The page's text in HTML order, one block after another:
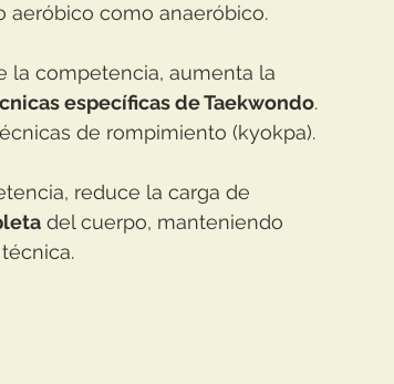
aeróbico como anaeróbico.
la competencia, aumenta la
específicas de Taekwondo.
de rompimiento (kyokpa).
reduce la carga de
del cuerpo, manteniendo